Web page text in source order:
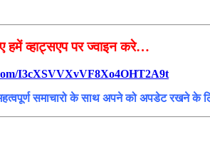
हमें व्हाट्सएप पर ज्वाइन करे…
I3cXSVVXvVF8Xo4OHT2A9t
समाचारो के साथ अपने को अपडेट रखने के